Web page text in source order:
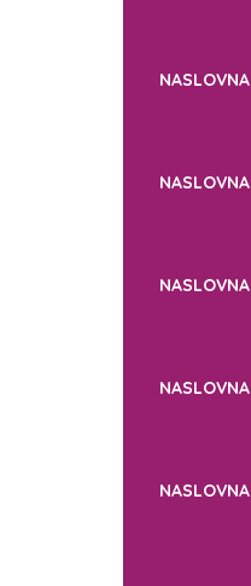
NASLOVNA
NASLOVNA
NASLOVNA
NASLOVNA
NASLOVNA